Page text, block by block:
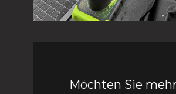
Möchten Sie